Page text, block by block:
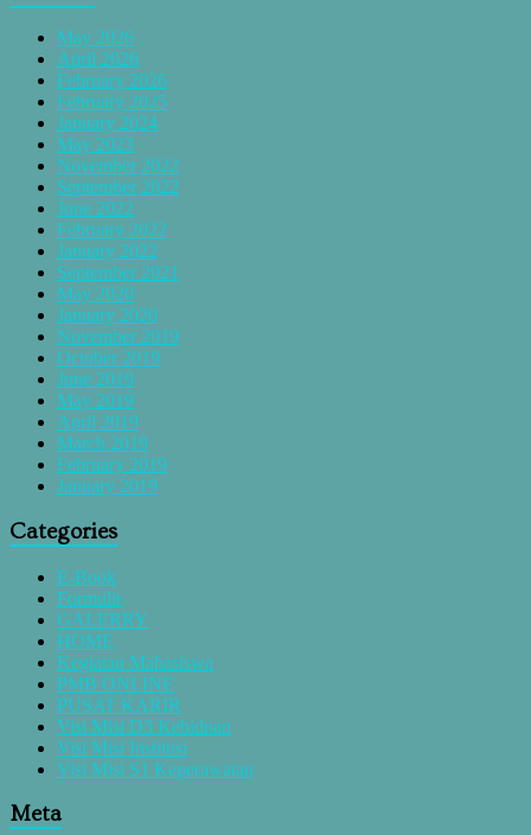
May 2026
April 2026
February 2026
February 2025
January 2024
May 2023
November 2022
September 2022
June 2022
February 2022
January 2022
September 2021
May 2020
January 2020
November 2019
October 2019
June 2019
May 2019
April 2019
March 2019
February 2019
January 2019
Categories
E-Book
Formulir
GALERRY
HOME
Kegiatan Mahasiswa
PMB ONLINE
PUSAT KARIR
Visi Misi D3 Kebidnan
Visi Misi Institusi
Visi Misi S1 Keperawatan
Meta